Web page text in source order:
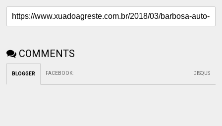
COMMENTS
BLOGGER FACEBOOK: DISQUS